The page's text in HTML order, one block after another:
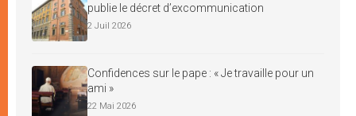
publie le décret d’excommunication
2 Juil 2026
Confidences sur le pape : « Je travaille pour un
ami »
22 Mai 2026